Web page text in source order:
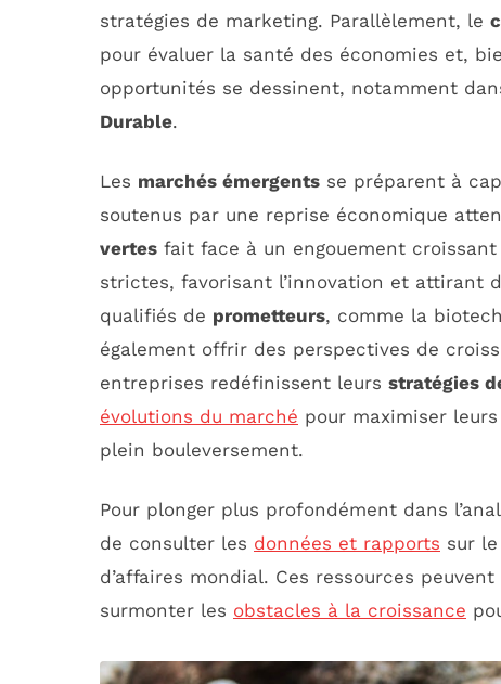
stratégies de marketing. Parallèlement, le
pour évaluer la santé des économies et,
opportunités se dessinent, notamment
Durable.
Les marchés émergents se préparent à
soutenus par une reprise économique
vertes fait face à un engouement
strictes, favorisant l’innovation et attirant
qualifiés de prometteurs, comme la
également offrir des perspectives de
entreprises redéfinissent leurs stratégies
évolutions du marché pour maximiser
plein bouleversement.
Pour plonger plus profondément dans
de consulter les données et rapports sur
d’affaires mondial. Ces ressources
surmonter les obstacles à la croissance